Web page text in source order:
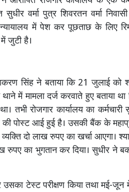
वर्मा पुत्र शिवरतन वर्मा
में पेश कर पूछताछ के लिए
जुटी है।
सिंह ने बताया कि 21 जुलाई को
में मामला दर्ज करवाते हुए बताया
रोजगार कार्यालय का कर्मचारी
की पोस्ट आई हुई है। उसकी बैंक के
दो लाख रुपए का खर्चा आएगा।
का भुगतान कर दिया। सुधीर ने
टेस्ट परीक्षण किया तथा मई-जून